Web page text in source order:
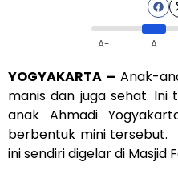
A- A
YOGYAKARTA –Anak-
manis dan juga sehat.
anak Ahmadi
berbentuk mini tersebut.
ini sendiri digelar di Masjid